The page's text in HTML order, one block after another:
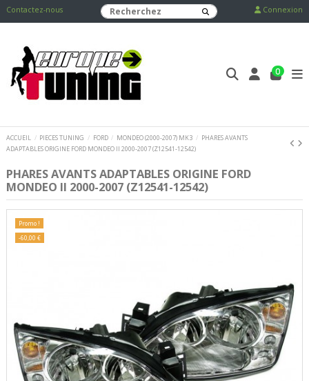
Contactez-nous Connexion
0
ACCUEIL PIECES TUNING FORD MONDEO (2000-2007) MK3
PHARES AVANTS
ADAPTABLES ORIGINE FORD MONDEO II 2000-2007 (Z12541-12542)
PHARES AVANTS ADAPTABLES ORIGINE FORD
MONDEO II 2000-2007 (Z12541-12542)
Promo !
-60,00 €